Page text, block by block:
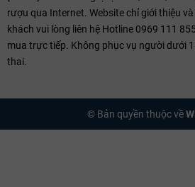
acid sống động, giòn giãvà kéo dài
thơm hoa cỏ phức hợp hơn.
tannin chặt chẽ nhưng hậu vị lại cực
rượu qua Internet. Website chỉ giới thiệu
khách vui lòng liên hệ Hotline 0969 111
mua trực tiếp. Không phục vụ người dưới
thai.
© Bản quyền thuộc về